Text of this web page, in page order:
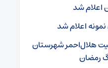
اعلام شد
اعلام شد
جمعیت هلال‌احمر شهرستان
رمضان